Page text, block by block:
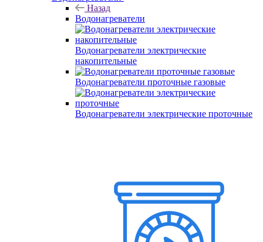
Назад
Водонагреватели
Водонагреватели электрические
накопительные
Водонагреватели проточные газовые
Водонагреватели электрические проточные